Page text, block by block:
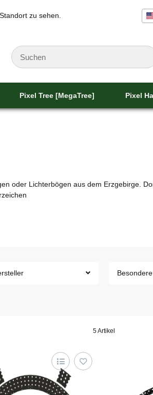
zu sehen.
Pixel Tree [MegaTree] Pixel
oder Lichterbögen aus dem Erzgebirge.
5 Artikel